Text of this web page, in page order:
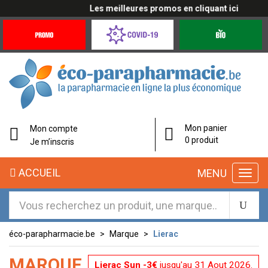
Les meilleures promos en cliquant ici
Offres
Coronavirus
éco-
parapharmacie.fr
éco-
parapharmacie.fr
Mon compte
Je m’inscris
Mon panier
0 produit
MENU
ACCUEIL
éco-parapharmacie.be Marque Lierac
Lierac Sun -3€ jusqu'au 31 Aout 2026.